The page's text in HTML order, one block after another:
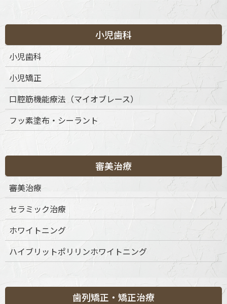
〒151-0063 東京都渋谷区富ケ谷1丁目51-4 代々木八幡メディカ
ルモール4階
ご予約・お問合せ：
インターネット予約：
診療時間 土
9:30-13:30
◎ ◎ ◎ ◎ ◎ ◎ ◎
◎
15:00-19:00
◎
◎
※休診日：不定休
小児歯科
小児歯科
小児矯正
口腔筋機能療法（マイオブレース）
フッ素塗布・シーラント
審美治療
審美治療
セラミック治療
ホワイトニング
ハイブリットポリリンホワイトニング
歯列矯正・矯正治療